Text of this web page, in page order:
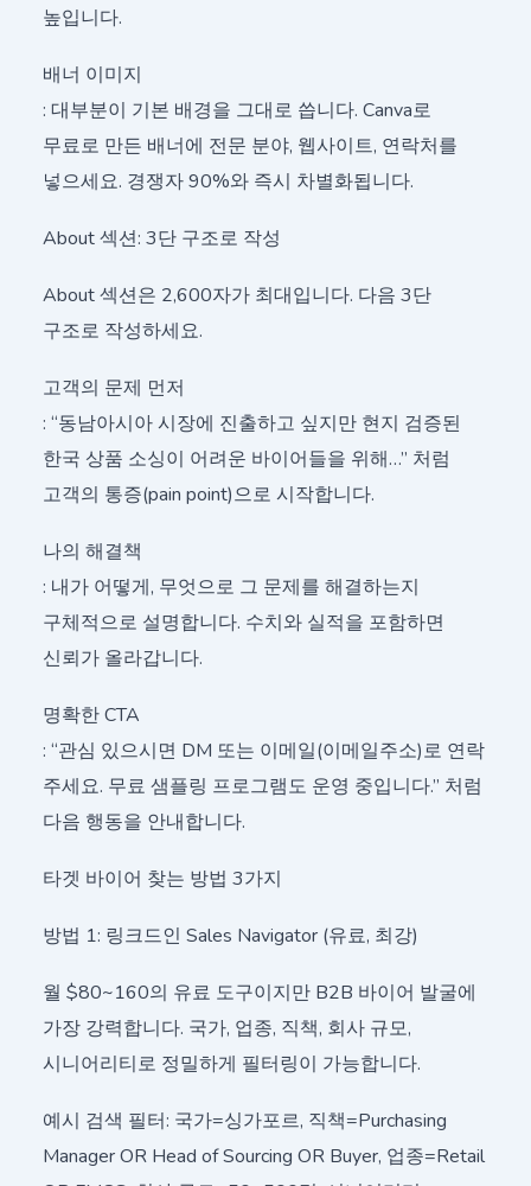
높입니다.
배너 이미지
: 대부분이 기본 배경을 그대로 씁니다. Canva로
무료로 만든 배너에 전문 분야, 웹사이트, 연락처를
넣으세요. 경쟁자 90%와 즉시 차별화됩니다.
About 섹션: 3단 구조로 작성
About 섹션은 2,600자가 최대입니다. 다음 3단
구조로 작성하세요.
고객의 문제 먼저
: “동남아시아 시장에 진출하고 싶지만 현지 검증된
한국 상품 소싱이 어려운 바이어들을 위해…” 처럼
고객의 통증(pain point)으로 시작합니다.
나의 해결책
: 내가 어떻게, 무엇으로 그 문제를 해결하는지
구체적으로 설명합니다. 수치와 실적을 포함하면
신뢰가 올라갑니다.
명확한 CTA
: “관심 있으시면 DM 또는 이메일(이메일주소)로 연락
주세요. 무료 샘플링 프로그램도 운영 중입니다.” 처럼
다음 행동을 안내합니다.
타겟 바이어 찾는 방법 3가지
방법 1: 링크드인 Sales Navigator (유료, 최강)
월 $80~160의 유료 도구이지만 B2B 바이어 발굴에
가장 강력합니다. 국가, 업종, 직책, 회사 규모,
시니어리티로 정밀하게 필터링이 가능합니다.
예시 검색 필터: 국가=싱가포르, 직책=Purchasing
Manager OR Head of Sourcing OR Buyer, 업종=Retail